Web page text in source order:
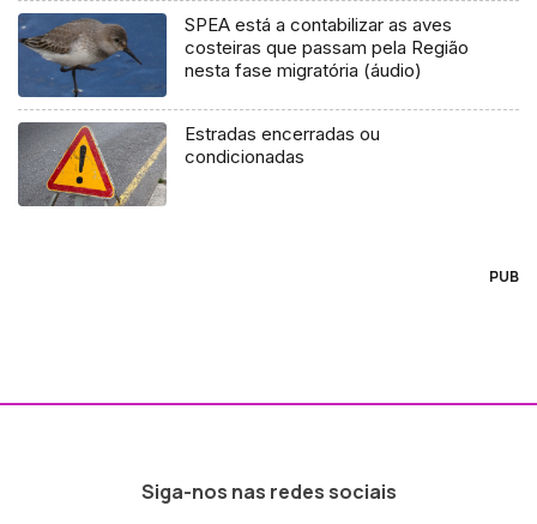
SPEA está a contabilizar as aves
costeiras que passam pela Região
nesta fase migratória (áudio)
Estradas encerradas ou
condicionadas
PUB
Siga-nos nas redes sociais